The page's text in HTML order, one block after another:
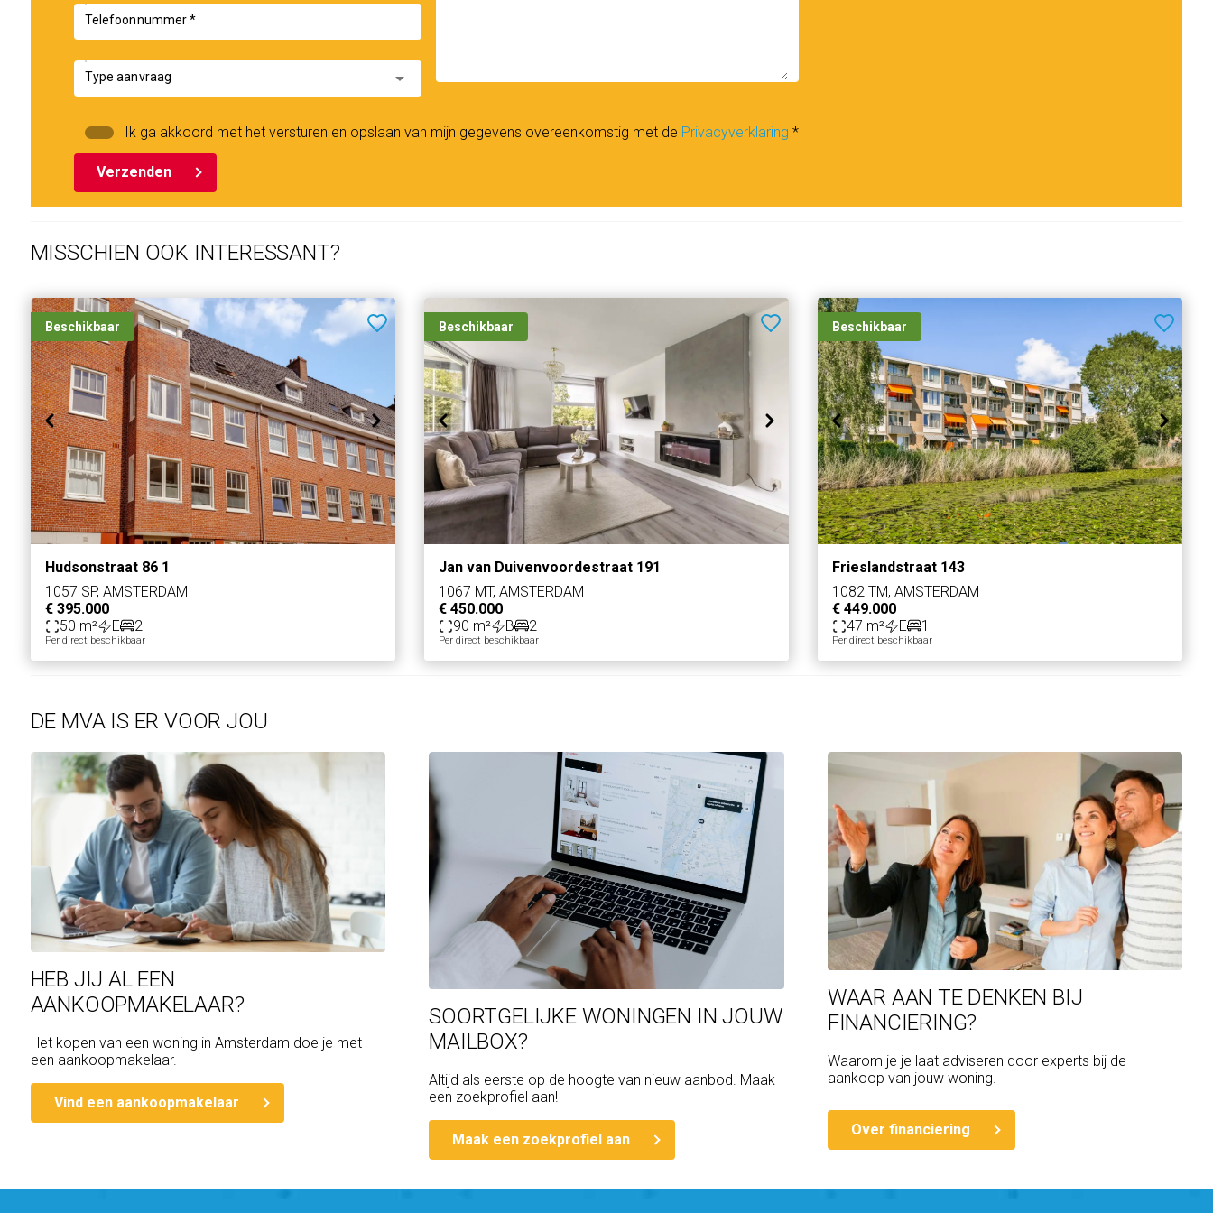
Telefoonnummer *
Type aanvraag arrow_drop_down
Ik ga akkoord met het versturen en opslaan van mijn gegevens overeenkomstig met de Privacyverklaring *
Verzenden
MISSCHIEN OOK INTERESSANT?
Beschikbaar
Hudsonstraat 86 1
1057 SP, AMSTERDAM
€ 395.000
50 m²
E 2
Per direct beschikbaar
Beschikbaar
Jan van Duivenvoordestraat 191
1067 MT, AMSTERDAM
€ 450.000
90 m²
B 2
Per direct beschikbaar
Beschikbaar
Frieslandstraat 143
1082 TM, AMSTERDAM
€ 449.000
47 m²
E 1
Per direct beschikbaar
DE MVA IS ER VOOR JOU
HEB JIJ AL EEN
AANKOOPMAKELAAR?
Het kopen van een woning in Amsterdam doe je met
een aankoopmakelaar.
Vind een aankoopmakelaar
SOORTGELIJKE WONINGEN IN JOUW
MAILBOX?
Altijd als eerste op de hoogte van nieuw aanbod. Maak
een zoekprofiel aan!
Maak een zoekprofiel aan
WAAR AAN TE DENKEN BIJ
FINANCIERING?
Waarom je je laat adviseren door experts bij de
aankoop van jouw woning.
Over financiering